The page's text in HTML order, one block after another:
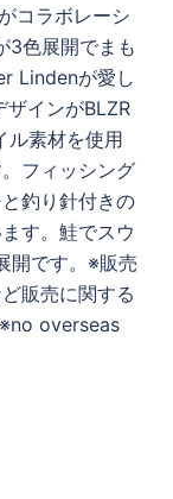
コラボレーシ
3色展開でまも
Lindenが愛し
インがBLZR
ル素材を使用
フィッシング
釣り針付きの
す。鮭でスウ
開です。 ※販売
販売に関する
overseas